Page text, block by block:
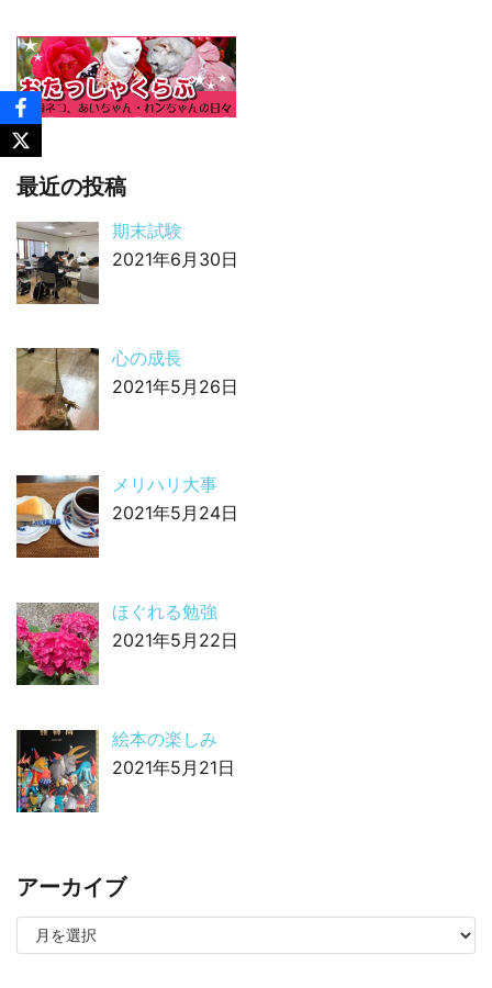
最近の投稿
期末試験
2021年6月30日
心の成長
2021年5月26日
メリハリ大事
2021年5月24日
ほぐれる勉強
2021年5月22日
絵本の楽しみ
2021年5月21日
アーカイブ